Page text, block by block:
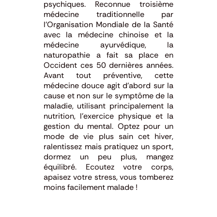
psychiques. Reconnue troisième
médecine traditionnelle par
l’Organisation Mondiale de la Santé
avec la médecine chinoise et la
médecine ayurvédique, la
naturopathie a fait sa place en
Occident ces 50 dernières années.
Avant tout préventive, cette
médecine douce agit d’abord sur la
cause et non sur le symptôme de la
maladie, utilisant principalement la
nutrition, l’exercice physique et la
gestion du mental. Optez pour un
mode de vie plus sain cet hiver,
ralentissez mais pratiquez un sport,
dormez un peu plus, mangez
équilibré. Ecoutez votre corps,
apaisez votre stress, vous tomberez
moins facilement malade !